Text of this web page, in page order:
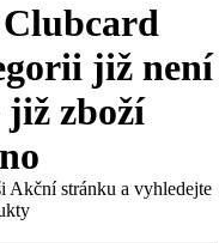
Clubcard
již není
již zboží
Akční stránku a vyhledejte